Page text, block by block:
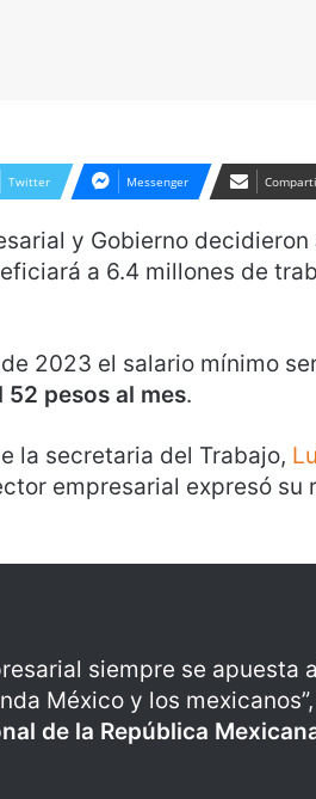
Twitter Messenger
y Gobierno decidieron
a 6.4 millones de
2023 el salario mínimo
52 pesos al mes.
la secretaria del Trabajo,
empresarial expresó
siempre se apuesta
México y los mexicanos”,
de la República